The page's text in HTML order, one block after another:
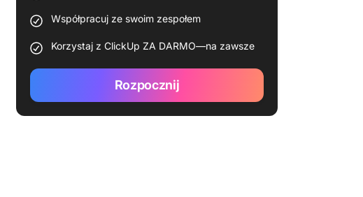
Współpracuj ze swoim zespołem
Korzystaj z ClickUp ZA DARMO—na zawsze
Rozpocznij